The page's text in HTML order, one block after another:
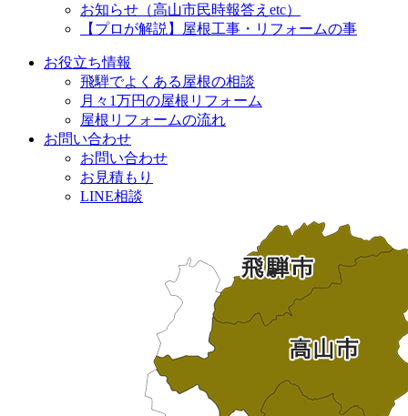
お知らせ（高山市民時報答えetc）
【プロが解説】屋根工事・リフォームの事
お役立ち情報
飛騨でよくある屋根の相談
月々1万円の屋根リフォーム
屋根リフォームの流れ
お問い合わせ
お問い合わせ
お見積もり
LINE相談